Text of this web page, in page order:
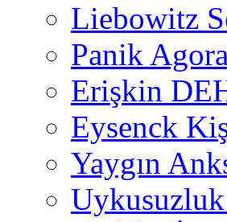
Liebowitz
Panik
Erişkin
Eysenck
Yaygın